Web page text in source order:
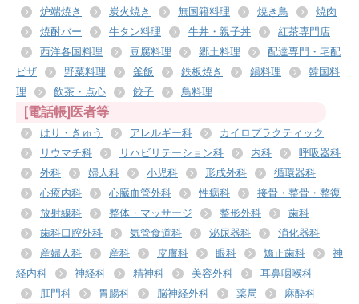
炉端焼き
炭火焼き 無国籍料理 焼き鳥
焼肉
焼酎バー
牛タン料理 牛丼・親子丼
紅茶専門店
西洋各国料理
豆腐料理 郷土料理
配達専門・宅配
ピザ
野菜料理 釜飯 鉄板焼き 鍋料理
韓国料
理
飲茶・点心 餃子 鳥料理
[電話帳]医者等
はり・きゅう アレルギー科
カイロプラクティック
リウマチ科
リハビリテーション科 内科
呼吸器科
外科
婦人科 小児科 形成外科
循環器科
心療内科
心臓血管外科 性病科
接骨・整骨・整復
放射線科
整体・マッサージ 整形外科
歯科
歯科口腔外科
気管食道科 泌尿器科
消化器科
産婦人科
産科 皮膚科 眼科 矯正歯科
神
経内科
神経科 精神科 美容外科
耳鼻咽喉科
肛門科
胃腸科 脳神経外科 薬局 麻酔科